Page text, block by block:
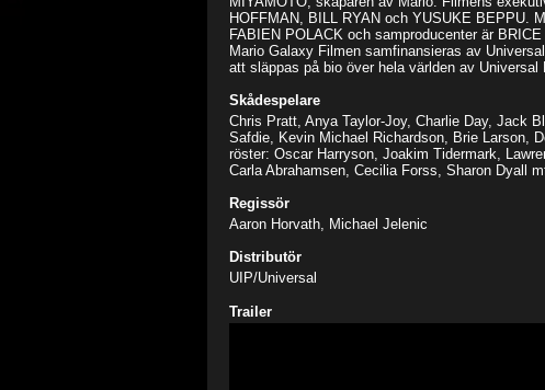
HOFFMAN, BILL RYAN och YUSUKE BEPPU.
FABIEN POLACK och samproducenter är
Mario Galaxy Filmen samfinansieras av
att släppas på bio över hela världen av Universal
Skådespelare
Chris Pratt, Anya Taylor-Joy, Charlie Day, Jack
Safdie, Kevin Michael Richardson, Brie Larson,
röster: Oscar Harryson, Joakim Tidermark,
Carla Abrahamsen, Cecilia Forss, Sharon Dyall
Regissör
Aaron Horvath, Michael Jelenic
Distributör
UIP/Universal
Trailer